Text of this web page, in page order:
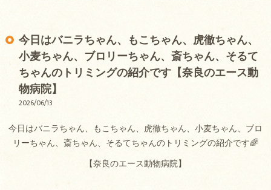
今日はバニラちゃん、もこちゃん、虎徹ちゃん、
小麦ちゃん、ブロリーちゃん、斎ちゃん、そるて
ちゃんのトリミングの紹介です【奈良のエース動
物病院】
2026/06/13
今日はバニラちゃん、もこちゃん、虎徹ちゃん、小麦ちゃん、ブロ
リーちゃん、斎ちゃん、そるてちゃんのトリミングの紹介です🌈
【奈良のエース動物病院】